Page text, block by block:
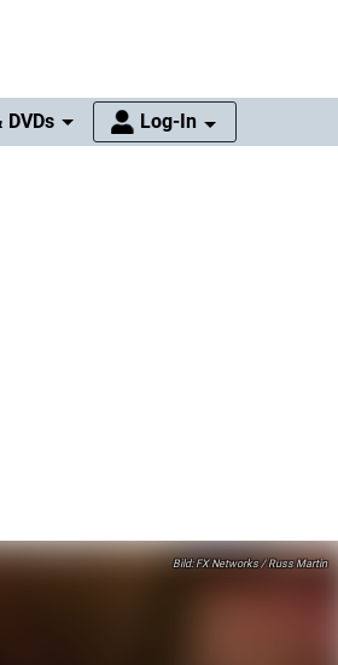
DVDs Log-In
FX Networks / Russ Martin